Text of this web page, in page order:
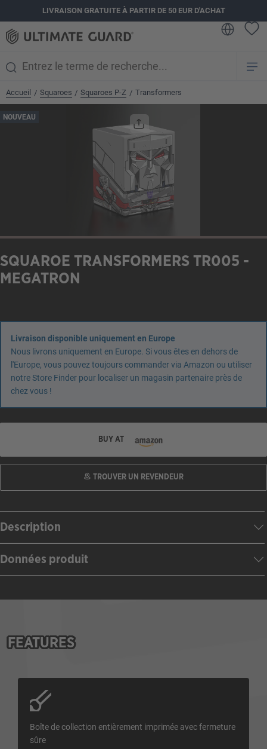
principalLIVRAISON GRATUITE À PARTIR DE 50 EUR D'ACHAT
Accueil / Squaroes / Squaroes P-Z / Transformers
NOUVEAU
SQUAROE TRANSFORMERS TR005 -
MEGATRON
Livraison disponible uniquement en Europe
Nous livrons uniquement en Europe. Si vous êtes en dehors de
l'Europe, vous pouvez toujours commander via Amazon ou utiliser
notre Store Finder pour localiser un magasin partenaire près de
chez vous !
BUY AT
TROUVER UN REVENDEUR
Description
Données produit
FEATURES
Boîte de collection entièrement imprimée avec fermeture
sûre